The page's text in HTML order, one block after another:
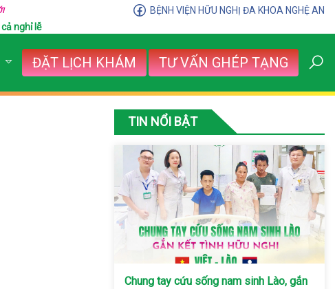
BỆNH VIỆN HỮU NGHỊ ĐA KHOA NGHỆ AN
nghỉ lễ
ĐẶT LỊCH KHÁM TƯ VẤN GHÉP TẠNG
TIN NỔI BẬT
Chung tay cứu sống nam sinh Lào, gắn